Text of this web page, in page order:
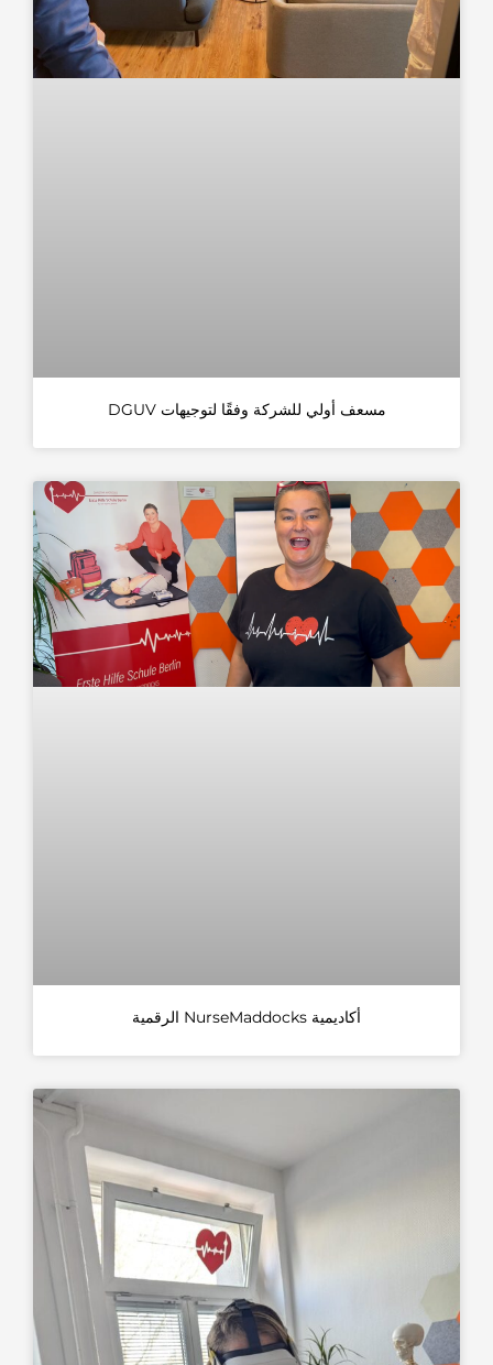
مسعف أولي للشركة وفقًا لتوجيهات DGUV
أكاديمية NurseMaddocks الرقمية